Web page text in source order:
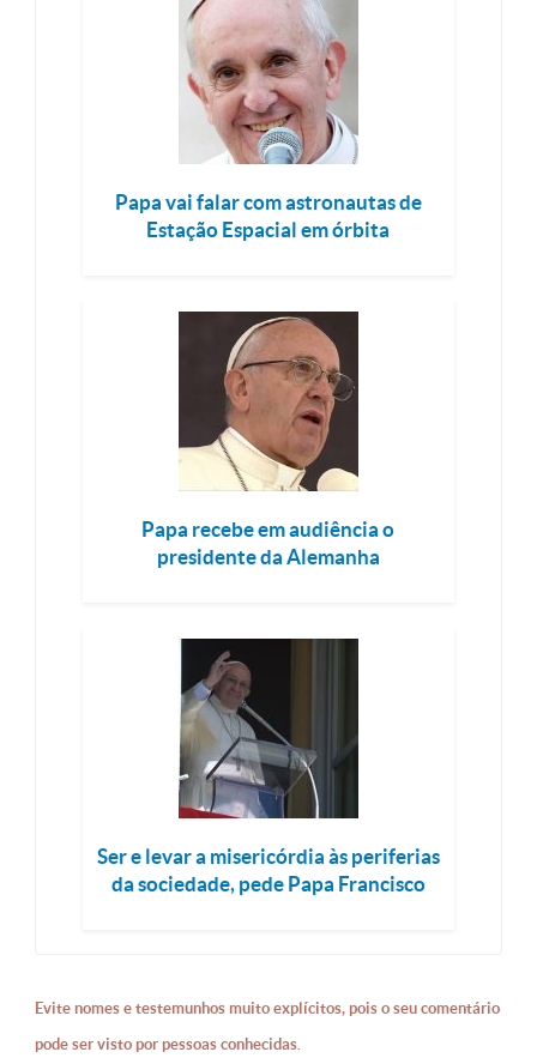
Papa vai falar com astronautas de
Estação Espacial em órbita
Papa recebe em audiência o
presidente da Alemanha
Ser e levar a misericórdia às periferias
da sociedade, pede Papa Francisco
Evite nomes e testemunhos muito explícitos, pois o seu comentário
pode ser visto por pessoas conhecidas.